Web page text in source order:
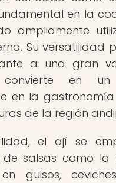
en la
ampliamente
Su versatilidad
a una gran
en un
en la
de la región
el ají se
de salsas como la
guisos,